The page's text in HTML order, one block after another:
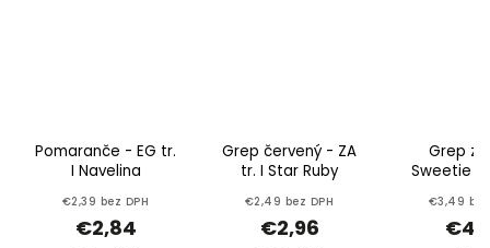
Pomaranče - EG tr.
I Navelina
€2,39 bez DPH
€2,84
Grep červený - ZA
tr. I Star Ruby
€2,49 bez DPH
€2,96
Grep
Sweetie -
€3,49 bez